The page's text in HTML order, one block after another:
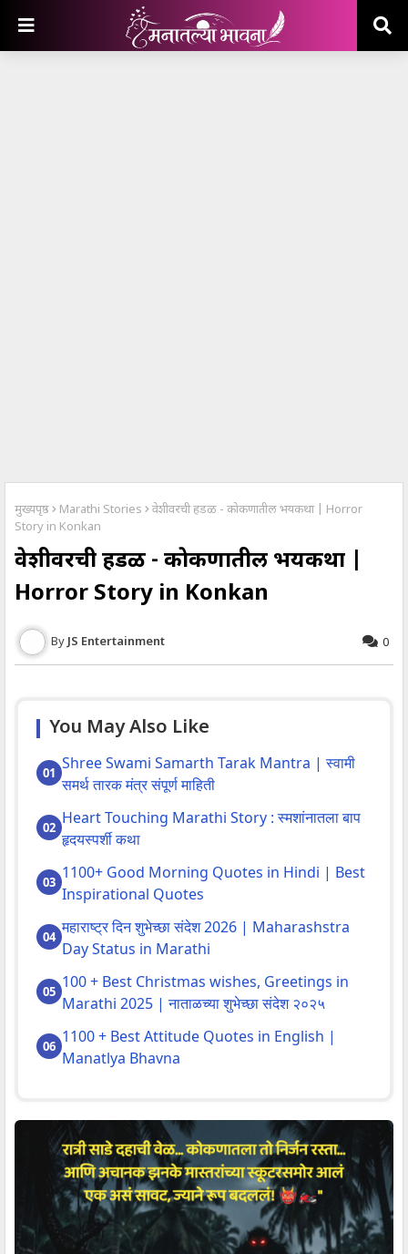
मुख्यपृष्ठ Marathi Stories
वेशीवरची हडळ - काेकणातील भयकथा | Horror
Story in Konkan
वेशीवरची हडळ - काेकणातील भयकथा |
Horror Story in Konkan
JS Entertainment 0
You May Also Like
Shree Swami Samarth Tarak Mantra | स्वामी
समर्थ तारक मंत्र संपूर्ण माहिती
Heart Touching Marathi Story : स्मशांनातला बाप
हृदयस्पर्शी कथा
1100+ Good Morning Quotes in Hindi | Best
Inspirational Quotes
महाराष्ट्र दिन शुभेच्छा संदेश 2026 | Maharashstra
Day Status in Marathi
100 + Best Christmas wishes, Greetings in
Marathi 2025 | नाताळच्या शुभेच्छा संदेश २०२५
1100 + Best Attitude Quotes in English |
Manatlya Bhavna